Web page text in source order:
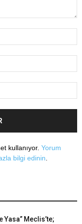
kullanıyor. Yorum
bilgi edinin.
Yasa” Meclis’te;